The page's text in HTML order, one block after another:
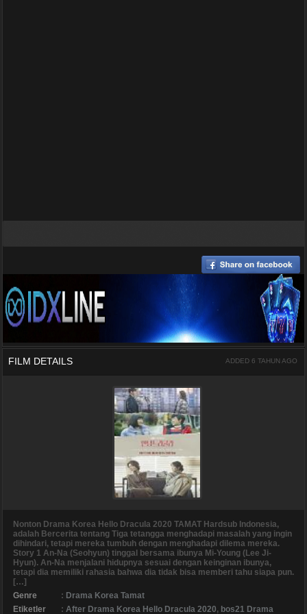
FILM DETAILS ADDED 6 TAHUN AGO
Nonton Drama Korea Hello Dracula 2020 TAMAT Hardsub Indonesia,
adalah Bercerita tentang Tiga tetangga menghadapi masalah yang ingin
dihindari, tetapi mereka tumbuh dengan menghadapi dilema mereka.
Story 1 An-Na (Seohyun) tinggal bersama ibunya Mi-Young (Lee Ji-
Hyun). An-Na menjalani hidupnya sesuai dengan keinginan ibunya,
tetapi dia memiliki rahasia bahwa dia tidak bisa memberi tahu siapa pun.
[…]
Genre
: Drama Korea Tamat
Etiketler
: After Drama Korea Hello Dracula 2020, bos21 Drama